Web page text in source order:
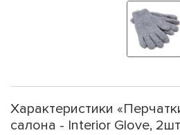
Характеристики
салона - Interior Glove,